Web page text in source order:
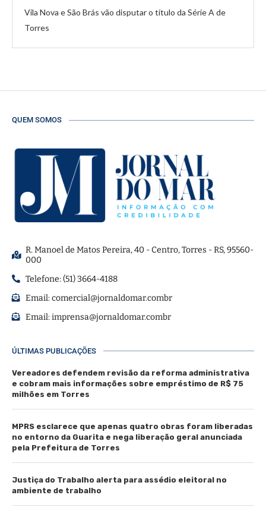
Vila Nova e São Brás vão disputar o título da Série A de
Torres
QUEM SOMOS
R. Manoel de Matos Pereira, 40 - Centro, Torres - RS, 95560-
000
Telefone: (51) 3664-4188
Email:comercial@jornaldomar.combr
Email:imprensa@jornaldomar.combr
ÚLTIMAS PUBLICAÇÕES
Vereadores defendem revisão da reforma administrativa
e cobram mais informações sobre empréstimo de R$ 75
milhões em Torres
MPRS esclarece que apenas quatro obras foram liberadas
no entorno da Guarita e nega liberação geral anunciada
pela Prefeitura de Torres
Justiça do Trabalho alerta para assédio eleitoral no
ambiente de trabalho